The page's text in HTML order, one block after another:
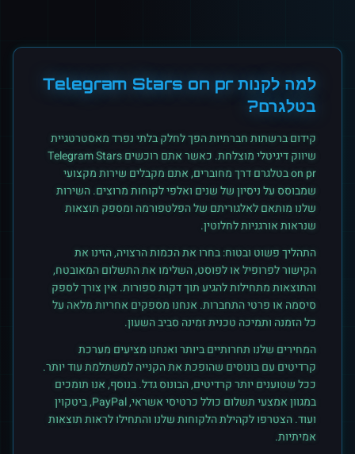
למה לקנותTelegram Stars on pr
בטלגרם?
קידום ברשתות חברתיות הפך לחלק בלתי נפרד מאסטרטגיית
שיווק דיגיטלי מוצלחת. כאשר אתם רוכשיםTelegram Stars
on prבטלגרםדרך מחוברים, אתם מקבלים שירות מקצועי
שמבוסס על ניסיון של שנים ואלפי לקוחות מרוצים. השירות
שלנו מותאם לאלגוריתם של הפלטפורמה ומספק תוצאות
שנראות אורגניות לחלוטין.
התהליך פשוט ובטוח: בחרו את הכמות הרצויה, הזינו את
הקישור לפרופיל או לפוסט, השלימו את התשלום המאובטח,
והתוצאות מתחילות להגיע תוך דקות ספורות. אין צורך לספק
סיסמה או פרטי התחברות. אנחנו מספקים אחריות מלאה על
כל הזמנה ותמיכה טכנית זמינה סביב השעון.
המחירים שלנו תחרותיים ביותר ואנחנו מציעים מערכת
קרדיטים עם בונוסים שהופכת את הקנייה למשתלמת עוד יותר.
ככל שטוענים יותר קרדיטים, הבונוס גדל. בנוסף, אנו תומכים
במגוון אמצעי תשלום כולל כרטיסי אשראי, PayPal, ביטקוין
ועוד. הצטרפו לקהילת הלקוחות שלנו והתחילו לראות תוצאות
אמיתיות.